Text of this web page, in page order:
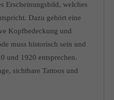
Erscheinungsbild, welches
Dazu gehört eine
Kopfbedeckung und
muss historisch sein und
und 1920 entsprechen.
sichtbare Tattoos und